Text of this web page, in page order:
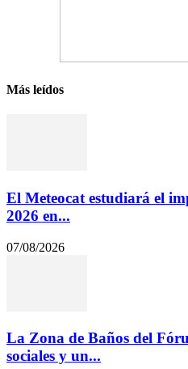
Más leídos
El Meteocat estudiará el
2026 en...
07/08/2026
La Zona de Baños del
sociales y un...